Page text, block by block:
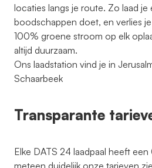
locaties langs je route. Zo laad
boodschappen doet, en verlies
100% groene stroom op elk
altijd duurzaam.
Ons laadstation vind je in
Schaarbeek
Transparante
Elke DATS 24 laadpaal heeft
meteen duidelijk onze tarieven